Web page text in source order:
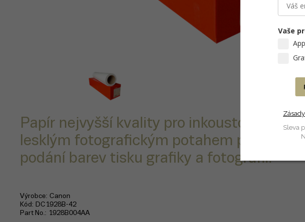
Papír nejvyšší kvality pro inkoustový tisk s
lesklým fotografickým potahem pro
podání barev tisku grafiky a fotografií.
Výrobce Canon
Kód
DC1928B-42
Part No.
1928B004AA
Vaše
Sleva